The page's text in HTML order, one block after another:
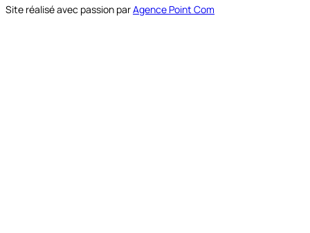
Site réalisé avec passion parAgence Point Com